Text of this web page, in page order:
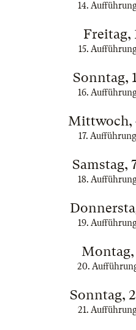
14.
Freitag,
15.
Sonntag,
16.
Mittwoch,
17.
Samstag,
18.
19.
Montag,
20.
Sonntag,
21.